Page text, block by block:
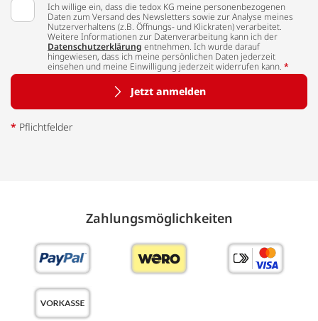
Ich willige ein, dass die tedox KG meine personenbezogenen
Daten zum Versand des Newsletters sowie zur Analyse meines
Nutzerverhaltens (z.B. Öffnungs- und Klickraten) verarbeitet.
Weitere Informationen zur Datenverarbeitung kann ich der
Datenschutzerklärung entnehmen. Ich wurde darauf
hingewiesen, dass ich meine persönlichen Daten jederzeit
einsehen und meine Einwilligung jederzeit widerrufen kann. *
Jetzt anmelden
* Pflichtfelder
Zahlungs­möglich­keiten